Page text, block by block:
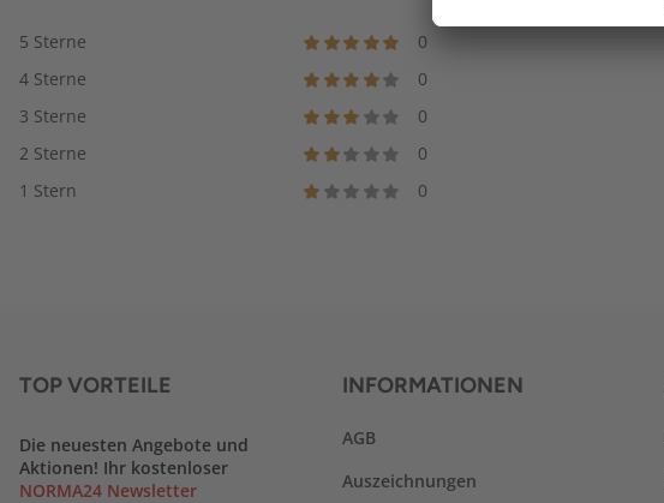
5 Sterne
0
4 Sterne
0
3 Sterne
0
2 Sterne
0
1 Stern
0
TOP VORTEILE
Die neuesten Angebote und
Aktionen! Ihr kostenloser
NORMA24 Newsletter
INFORMATIONEN
AGB
Auszeichnungen